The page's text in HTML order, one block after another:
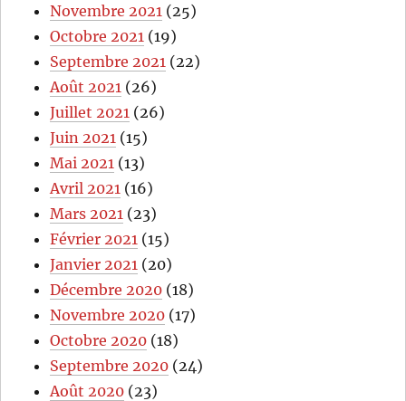
Novembre 2021 (25)
Octobre 2021 (19)
Septembre 2021 (22)
Août 2021 (26)
Juillet 2021 (26)
Juin 2021 (15)
Mai 2021 (13)
Avril 2021 (16)
Mars 2021 (23)
Février 2021 (15)
Janvier 2021 (20)
Décembre 2020 (18)
Novembre 2020 (17)
Octobre 2020 (18)
Septembre 2020 (24)
Août 2020 (23)